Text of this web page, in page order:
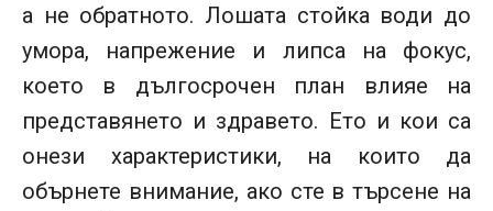
а не обратното. Лошата стойка води до
умора, напрежение и липса на фокус,
което в дългосрочен план влияе на
представянето и здравето. Ето и кои са
онези характеристики, на които да
обърнете внимание, ако сте в търсене на